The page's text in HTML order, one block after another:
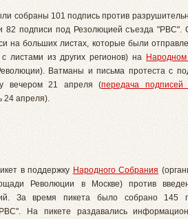
собраны 101 подпись против
82 подписи под Резолюцией съезда "РВС".
на больших листах, которые были
листами из других регионов) на
Ватманы и письма протеста с
вечером 21 апреля (передача
24 апреля).
в поддержкуНародного Собрания
Революции в Москве) против
За время пикета было собрано 145
На пикете раздавались